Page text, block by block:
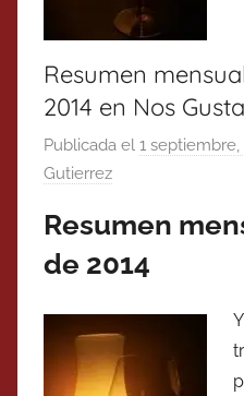
Resumen
2014 en Nos
Publicada el 1 septiembre,
Gutierrez
Resumen
de 2014